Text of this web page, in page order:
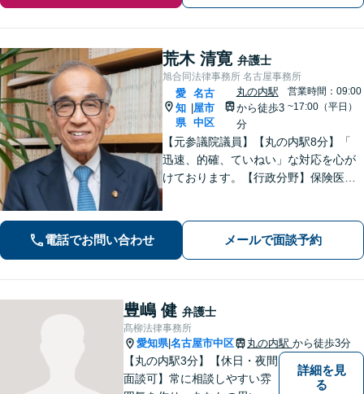
荒木 清寛 弁護士
旭合同法律事務所 名古屋事務所
愛
知
県
名古
屋市
中区
丸の内駅
から徒歩3
分
営業時間：09:00
~17:00（平日）
【元参議院議員】【丸の内駅8分】「
迅速、的確、ていねい」な対応を心が
けております。【行政分野】保険医指
相談ください
電話でお問い合わせ メールで面談予約
豊嶋 健 弁護士
髙柳法律事務所
愛知県|名古屋市中区 丸の内駅 から徒歩3分
【丸の内駅3分】【休日・夜間
面談可】常に相談しやすい雰
詳細を見
る